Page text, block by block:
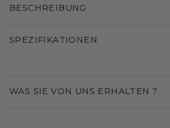
BESCHREIBUNG
SPEZIFIKATIONEN
WAS SIE VON UNS ERHALTEN ?